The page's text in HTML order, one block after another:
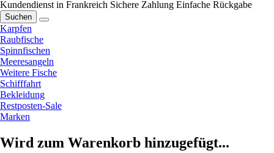
Kundendienst in Frankreich Sichere Zahlung Einfache Rückgabe
Suchen
Karpfen
Raubfische
Spinnfischen
Meeresangeln
Weitere Fische
Schifffahrt
Bekleidung
Restposten-Sale
Marken
Wird zum Warenkorb hinzugefügt...